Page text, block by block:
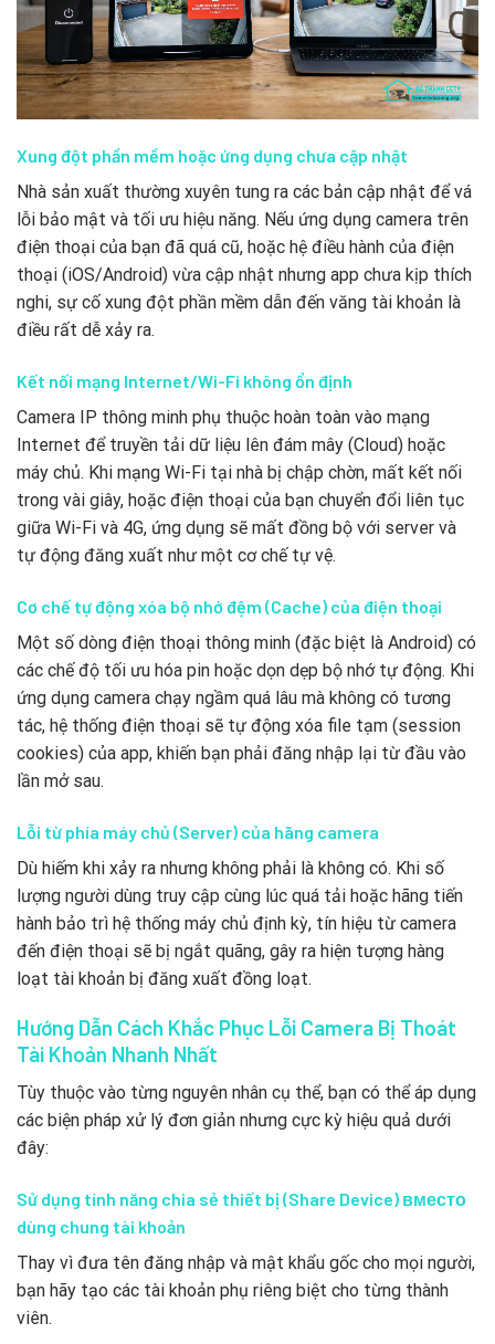
Xung đột phần mềm hoặc ứng dụng chưa cập nhật
Nhà sản xuất thường xuyên tung ra các bản cập nhật để vá
lỗi bảo mật và tối ưu hiệu năng. Nếu ứng dụng camera trên
điện thoại của bạn đã quá cũ, hoặc hệ điều hành của điện
thoại (iOS/Android) vừa cập nhật nhưng app chưa kịp thích
nghi, sự cố xung đột phần mềm dẫn đến văng tài khoản là
điều rất dễ xảy ra.
Kết nối mạng Internet/Wi-Fi không ổn định
Camera IP thông minh phụ thuộc hoàn toàn vào mạng
Internet để truyền tải dữ liệu lên đám mây (Cloud) hoặc
máy chủ. Khi mạng Wi-Fi tại nhà bị chập chờn, mất kết nối
trong vài giây, hoặc điện thoại của bạn chuyển đổi liên tục
giữa Wi-Fi và 4G, ứng dụng sẽ mất đồng bộ với server và
tự động đăng xuất như một cơ chế tự vệ.
Cơ chế tự động xóa bộ nhớ đệm (Cache) của điện thoại
Một số dòng điện thoại thông minh (đặc biệt là Android) có
các chế độ tối ưu hóa pin hoặc dọn dẹp bộ nhớ tự động. Khi
ứng dụng camera chạy ngầm quá lâu mà không có tương
tác, hệ thống điện thoại sẽ tự động xóa file tạm (session
cookies) của app, khiến bạn phải đăng nhập lại từ đầu vào
lần mở sau.
Lỗi từ phía máy chủ (Server) của hãng camera
Dù hiếm khi xảy ra nhưng không phải là không có. Khi số
lượng người dùng truy cập cùng lúc quá tải hoặc hãng tiến
hành bảo trì hệ thống máy chủ định kỳ, tín hiệu từ camera
đến điện thoại sẽ bị ngắt quãng, gây ra hiện tượng hàng
loạt tài khoản bị đăng xuất đồng loạt.
Hướng Dẫn Cách Khắc Phục Lỗi Camera Bị Thoát
Tài Khoản Nhanh Nhất
Tùy thuộc vào từng nguyên nhân cụ thể, bạn có thể áp dụng
các biện pháp xử lý đơn giản nhưng cực kỳ hiệu quả dưới
đây:
Sử dụng tính năng chia sẻ thiết bị (Share Device) вместо
dùng chung tài khoản
Thay vì đưa tên đăng nhập và mật khẩu gốc cho mọi người,
bạn hãy tạo các tài khoản phụ riêng biệt cho từng thành
viên.